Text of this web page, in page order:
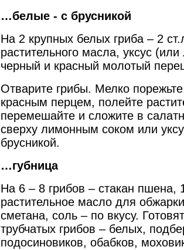
…белые - с брусникой
На 2 крупных белых гриба – 2
растительного масла, уксус
черный и красный молотый
Отварите грибы. Мелко
красным перцем, полейте
перемешайте и сложите в
сверху лимонным соком или
брусникой.
…губница
На 6 – 8 грибов – стакан пшена,
растительное масло для
сметана, соль – по вкусу.
трубчатых грибов – белых,
подосиновиков, обабков,